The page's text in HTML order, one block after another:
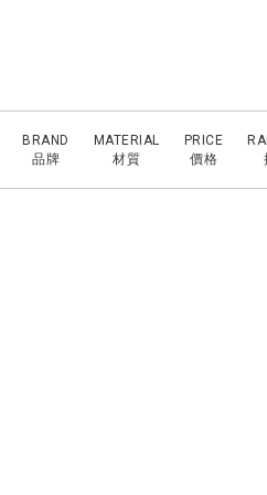
BRAND
品牌
MATERIAL
材質
PRICE
價格